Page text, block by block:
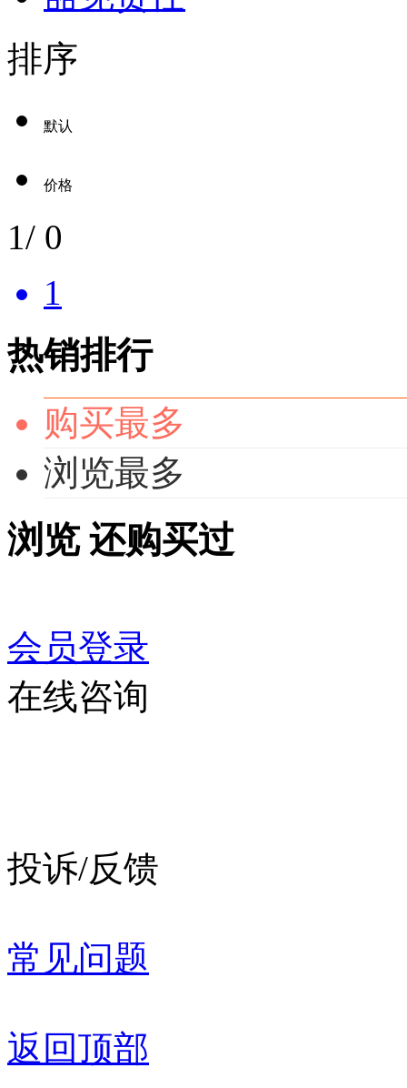
排序
默认
价格
1/ 0
1
热销排行
购买最多
浏览最多
浏览 还购买过
会员登录
在线咨询
投诉/反馈
常见问题
返回顶部